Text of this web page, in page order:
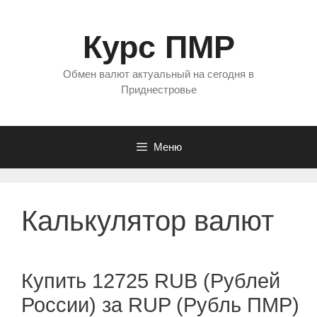
Курс ПМР
Обмен валют актуальный на сегодня в
Приднестровье
Меню
Калькулятор валют
Купить 12725 RUB (Рублей
России) за RUP (Рубль ПМР)